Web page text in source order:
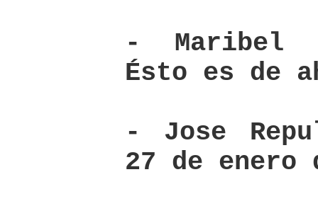
- Maribel
Ésto es de
- Jose
27 de enero